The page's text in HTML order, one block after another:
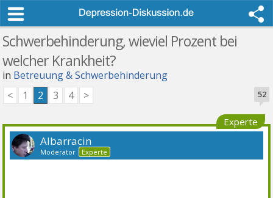
Schwerbehinderung, wieviel Prozent bei
welcher Krankheit?
in Betreuung & Schwerbehinderung
52
< 1 2 3 4 >
Experte
Albarracin
Moderator Experte